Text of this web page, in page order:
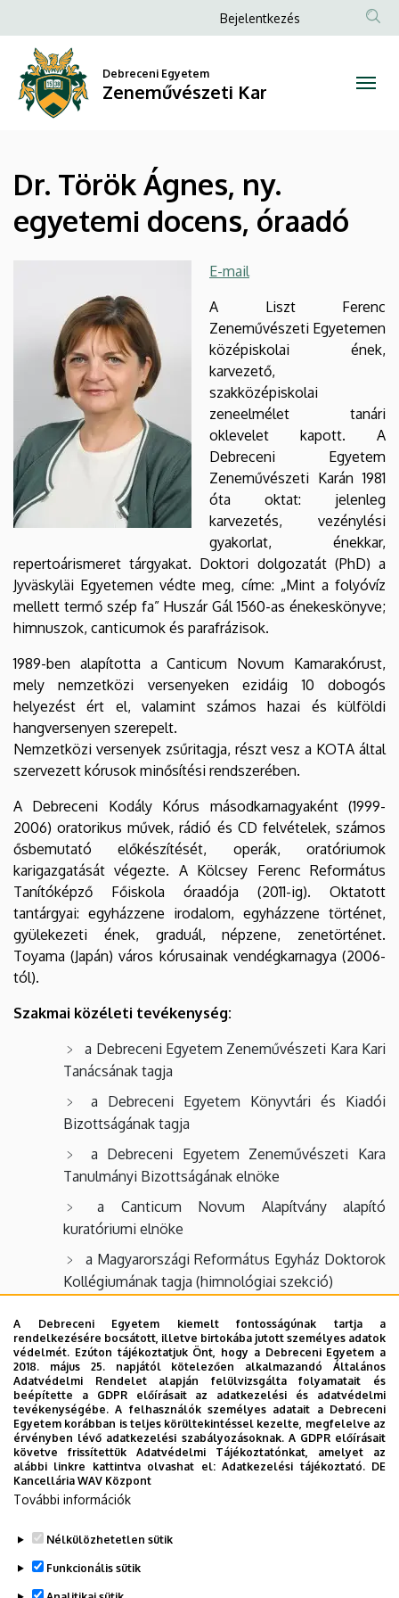
Török
Ágnes,
egyetemi
docens,
óraadó
Zeneművészeti
a
tartalomra
Anonim
menüje
Bejelentkezés
Debreceni Egyetem
Zeneművészeti Kar
Dr. Török Ágnes, ny.
egyetemi docens, óraadó
E-mail
A Liszt Ferenc
Zeneművészeti Egyetemen
középiskolai ének,
karvezető,
szakközépiskolai
zeneelmélet tanári
oklevelet kapott. A
Debreceni Egyetem
Zeneművészeti Karán 1981
óta oktat: jelenleg
karvezetés, vezénylési
gyakorlat, énekkar,
repertoárismeret tárgyakat. Doktori dolgozatát (PhD) a
Jyväskyläi Egyetemen védte meg, címe: „Mint a folyóvíz
mellett termő szép fa” Huszár Gál 1560-as énekeskönyve;
himnuszok, canticumok és parafrázisok.
1989-ben alapította a Canticum Novum Kamarakórust,
mely nemzetközi versenyeken ezidáig 10 dobogós
helyezést ért el, valamint számos hazai és külföldi
hangversenyen szerepelt.
Nemzetközi versenyek zsűritagja, részt vesz a KOTA által
szervezett kórusok minősítési rendszerében.
A Debreceni Kodály Kórus másodkarnagyaként (1999-
2006) oratorikus művek, rádió és CD felvételek, számos
ősbemutató előkészítését, operák, oratóriumok
karigazgatását végezte. A Kölcsey Ferenc Református
Tanítóképző Főiskola óraadója (2011-ig). Oktatott
tantárgyai: egyházzene irodalom, egyházzene történet,
gyülekezeti ének, graduál, népzene, zenetörténet.
Toyama (Japán) város kórusainak vendégkarnagya (2006-
tól).
Szakmai közéleti tevékenység:
a Debreceni Egyetem Zeneművészeti Kara Kari
Tanácsának tagja
a Debreceni Egyetem Könyvtári és Kiadói
Bizottságának tagja
a Debreceni Egyetem Zeneművészeti Kara
Tanulmányi Bizottságának elnöke
a Canticum Novum Alapítvány alapító
kuratóriumi elnöke
a Magyarországi Református Egyház Doktorok
Kollégiumának tagja (himnológiai szekció)
kutató munkatársa
A Bartók Béla Nemzetközi Kórusverseny
Művészeti Bizottságának tagja (2015-től)
Díjak, elismerések:
2008: Artisjus díj
2011: Rektori Elismerő Oklevél
Legutóbbi frissítés: 2024. 10. 31. 16:08
A Debreceni Egyetem kiemelt fontosságúnak tartja a
rendelkezésére bocsátott, illetve birtokába jutott személyes adatok
védelmét. Ezúton tájékoztatjuk Önt, hogy a Debreceni Egyetem a
2018. május 25. napjától kötelezően alkalmazandó Általános
Adatvédelmi Rendelet alapján felülvizsgálta folyamatait és
beépítette a GDPR előírásait az adatkezelési és adatvédelmi
tevékenységébe. A felhasználók személyes adatait a Debreceni
Egyetem korábban is teljes körültekintéssel kezelte, megfelelve az
érvényben lévő adatkezelési szabályozásoknak. A GDPR előírásait
követve frissítettük Adatvédelmi Tájékoztatónkat, amelyet az
alábbi linkre kattintva olvashat el:Adatkezelési tájékoztató. DE
Kancellária WAV Központ
További információk
Nélkülözhetetlen sütik
Funkcionális sütik